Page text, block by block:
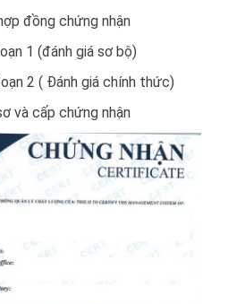
đồng chứng nhận
1 (đánh giá sơ bộ)
2 ( Đánh giá chính thức)
và cấp chứng nhận